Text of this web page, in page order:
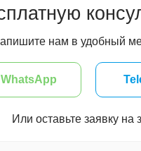
нам в удобный
Или оставьте заявку на
WhatsApp